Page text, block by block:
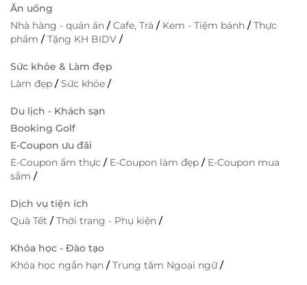
Ăn uống
Nhà hàng - quán ăn /Cafe, Trà / Kem - Tiệm bánh /Thực
phẩm /Tặng KH BIDV /
Sức khỏe & Làm đẹp
Làm đẹp /Sức khỏe /
Du lịch - Khách sạn
Booking Golf
E-Coupon ưu đãi
E-Coupon ẩm thực / E-Coupon làm đẹp / E-Coupon mua
sắm /
Dịch vụ tiện ích
Quà Tết /Thời trang - Phụ kiện /
Khóa học - Đào tạo
Khóa học ngắn hạn /Trung tâm Ngoại ngữ/